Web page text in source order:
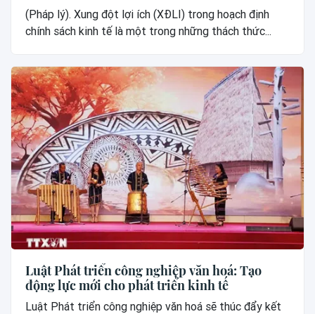
(Pháp lý). Xung đột lợi ích (XĐLI) trong hoạch định
chính sách kinh tế là một trong những thách thức...
Luật Phát triển công nghiệp văn hoá: Tạo
động lực mới cho phát triển kinh tế
Luật Phát triển công nghiệp văn hoá sẽ thúc đẩy kết